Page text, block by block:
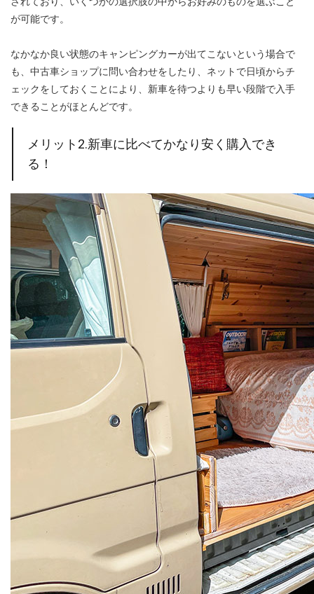
が可能です。
なかなか良い状態のキャンピングカーが出てこないという場合で
も、中古車ショップに問い合わせをしたり、ネットで日頃からチ
ェックをしておくことにより、新車を待つよりも早い段階で入手
できることがほとんどです。
メリット2.新車に比べてかなり安く購入でき
る！